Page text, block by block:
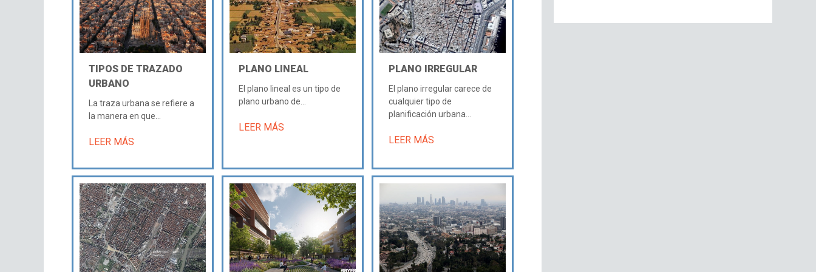
TIPOS DE TRAZADO
URBANO
La traza urbana se refiere a
la manera en que...
LEER MÁS
PLANO LINEAL
El plano lineal es un tipo de
plano urbano de...
LEER MÁS
PLANO IRREGULAR
El plano irregular carece de
cualquier tipo de
planificación urbana...
LEER MÁS